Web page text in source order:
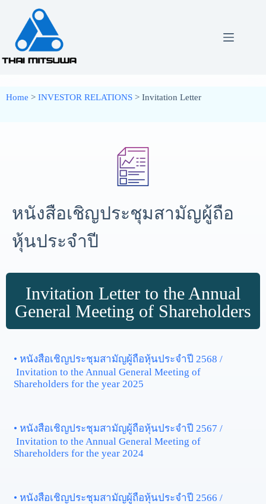
Home > INVESTOR RELATIONS > Invitation Letter
หนังสือเชิญประชุมสามัญผู้ถือ
หุ้นประจำปี
Invitation Letter to the Annual
General Meeting of Shareholders
• หนังสือเชิญประชุมสามัญผู้ถือหุ้นประจำปี 2568 /
Invitation to the Annual General Meeting of
Shareholders for the year 2025
• หนังสือเชิญประชุมสามัญผู้ถือหุ้นประจำปี 2567 /
Invitation to the Annual General Meeting of
Shareholders for the year 2024
• หนังสือเชิญประชุมสามัญผู้ถือหุ้นประจำปี 2566 /